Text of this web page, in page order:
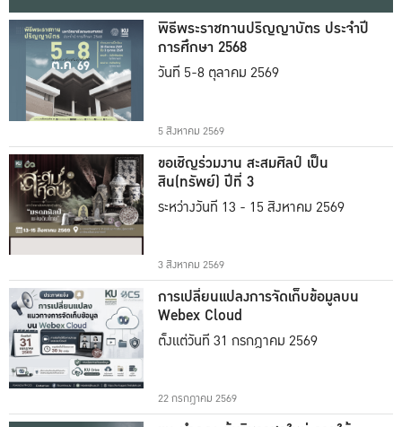
พิธีพระราชทานปริญญาบัตร ประจำปี
การศึกษา 2568
วันที่ 5-8 ตุลาคม 2569
5 สิงหาคม 2569
ขอเชิญร่วมงาน สะสมศิลป์ เป็น
สิน(ทรัพย์) ปีที่ 3
ระหว่างวันที่ 13 - 15 สิงหาคม 2569
3 สิงหาคม 2569
การเปลี่ยนแปลงการจัดเก็บข้อมูลบน
Webex Cloud
ตั้งแต่วันที่ 31 กรกฎาคม 2569
22 กรกฎาคม 2569